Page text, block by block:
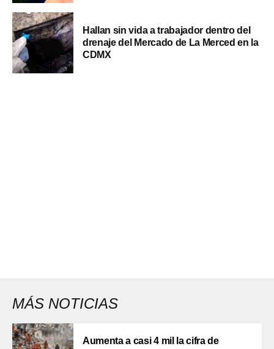
Hallan sin vida a trabajador dentro del
drenaje del Mercado de La Merced en la
CDMX
MÁS NOTICIAS
Aumenta a casi 4 mil la cifra de